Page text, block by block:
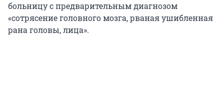
больницу с предварительным диагнозом
«сотрясение головного мозга, рваная ушибленная
рана головы, лица».